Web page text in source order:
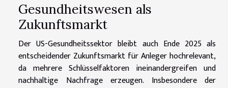
Gesundheitswesen als
Zukunftsmarkt
Der US-Gesundheitssektor bleibt auch Ende 2025 als
entscheidender Zukunftsmarkt für Anleger hochrelevant,
da mehrere Schlüsselfaktoren ineinandergreifen und
nachhaltige Nachfrage erzeugen. Insbesondere der